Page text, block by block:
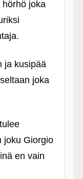
hörhö joka
ja kusipää
joka
joku Giorgio
en vain